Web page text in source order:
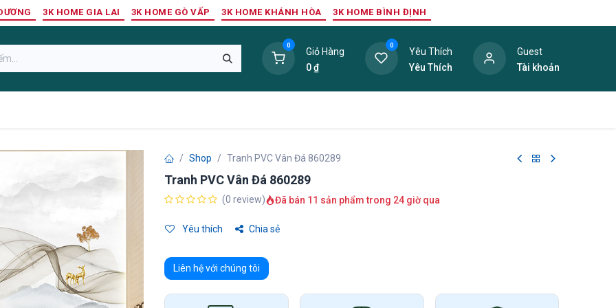
3K HOME GIA LAI 3K HOME GÒ VẤP 3K HOME KHÁNH HÒA 3K HOME BÌNH ĐỊNH
0
Giỏ Hàng
0₫
0
Yêu Thích
Yêu Thích
Guest
Tài khoản
Shop Tranh PVC Vân Đá 860289
Tranh PVC Vân Đá 860289
(0 review) Đã bán 11 sản phẩm trong 24 giờ qua
Yêu thích Chia sẻ
Liên hệ với chúng tôi